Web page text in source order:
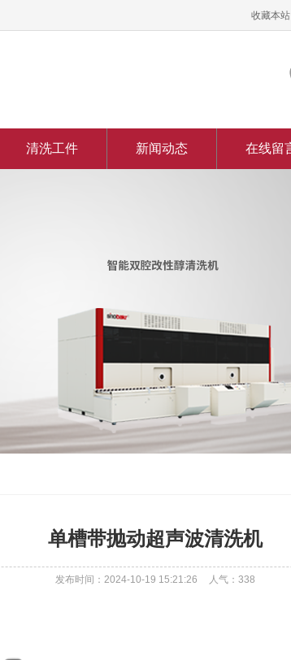
收藏本站
清洗工件 新闻动态 在线留
单槽带抛动超声波清洗机
发布时间：2024-10-19 15:21:26 人气： 338